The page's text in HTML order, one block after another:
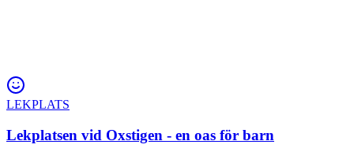
LEKPLATS
Lekplatsen vid Oxstigen - en oas för barn